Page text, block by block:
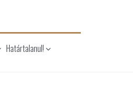
Határtalanul!